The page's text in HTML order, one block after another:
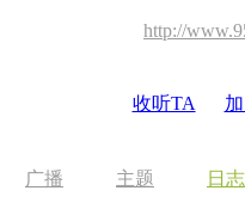
http://
收听TA
广播 主题 日志